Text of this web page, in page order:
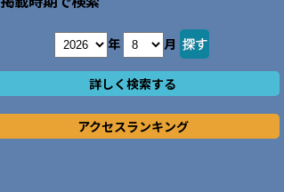
年 月
詳しく検索する
アクセスランキング